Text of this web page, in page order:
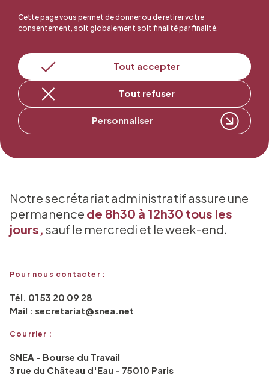
Cette page vous permet de donner ou de retirer votre
consentement, soit globalement soit finalité par finalité.
Tout accepter
Tout refuser
Personnaliser
En ligne, c'est facile !
Adhérer au SNEA
Notre secrétariat administratif assure une
permanence de 8h30 à 12h30 tous les
jours, sauf le mercredi et le week-end.
Pour nous contacter :
Tél. 01 53 20 09 28
Mail : secretariat@snea.net
Courrier :
SNEA - Bourse du Travail
3 rue du Château d'Eau - 75010 Paris